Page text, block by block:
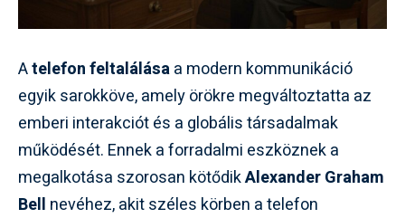
Atelefon feltalálásaa modern kommunikáció
egyik sarokköve, amely örökre megváltoztatta az
emberi interakciót és a globális társadalmak
működését. Ennek a forradalmi eszköznek a
megalkotása szorosan kötődikAlexander Graham
Bell nevéhez, akit széles körben a telefon